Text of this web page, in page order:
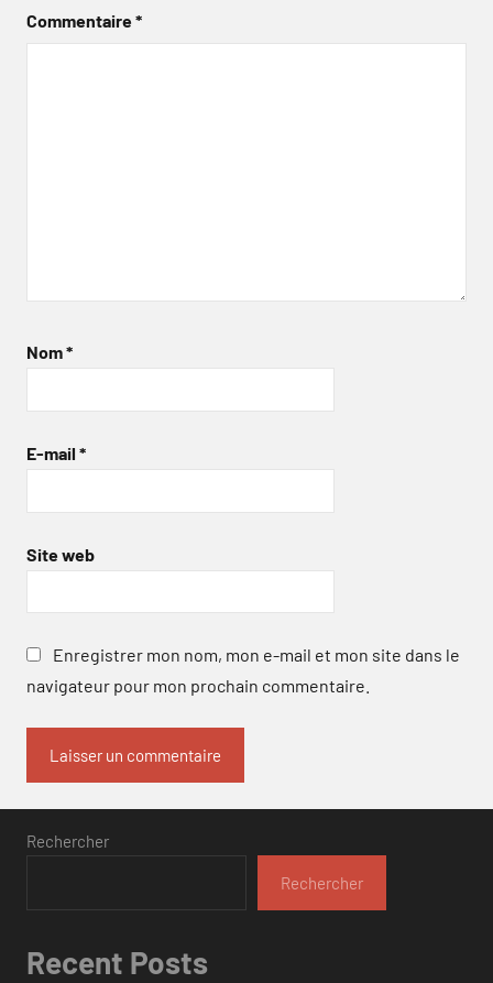
Commentaire*
Nom*
E-mail *
Site web
Enregistrer mon nom, mon e-mail et mon site dans le
navigateur pour mon prochain commentaire.
Rechercher
Rechercher
Recent Posts